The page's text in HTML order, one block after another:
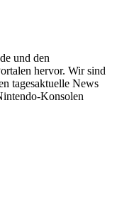
und den
hervor. Wir sind
tagesaktuelle News
Konsolen